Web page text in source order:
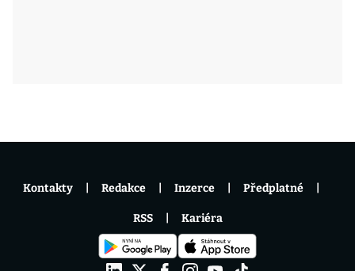
Kontakty Redakce Inzerce Předplatné
RSS Kariéra